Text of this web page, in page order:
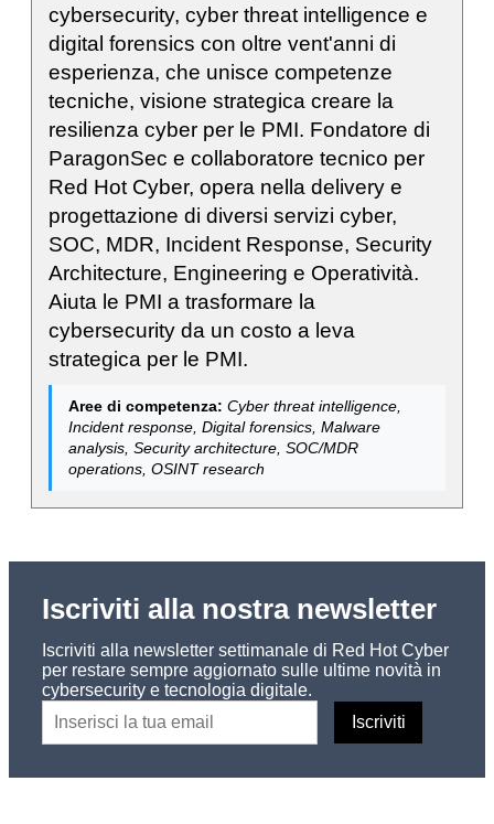
cybersecurity, cyber threat intelligence e
digital forensics con oltre vent'anni di
esperienza, che unisce competenze
tecniche, visione strategica creare la
resilienza cyber per le PMI. Fondatore di
ParagonSec e collaboratore tecnico per
Red Hot Cyber, opera nella delivery e
progettazione di diversi servizi cyber,
SOC, MDR, Incident Response, Security
Architecture, Engineering e Operatività.
Aiuta le PMI a trasformare la
cybersecurity da un costo a leva
strategica per le PMI.
Aree di competenza: Cyber threat intelligence,
Incident response, Digital forensics, Malware
analysis, Security architecture, SOC/MDR
operations, OSINT research
Iscriviti alla nostra newsletter
Iscriviti alla newsletter settimanale di Red Hot Cyber
per restare sempre aggiornato sulle ultime novità in
cybersecurity e tecnologia digitale.